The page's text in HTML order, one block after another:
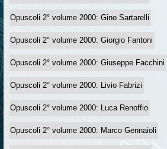
Opuscoli 2° volume 2000: Gino Sartarelli
Opuscoli 2° volume 2000: Giorgio Fantoni
Opuscoli 2° volume 2000: Giuseppe Facchini
Opuscoli 2° volume 2000: Livio Fabrizi
Opuscoli 2° volume 2000: Luca Renoffio
Opuscoli 2° volume 2000: Marco Gennaioli